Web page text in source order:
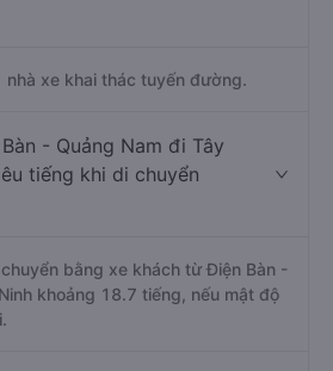
nhà xe khai thác tuyến đường.
- Quảng Nam đi Tây
tiếng khi di chuyển
bằng xe khách từ Điện Bàn -
khoảng 18.7 tiếng, nếu mật độ